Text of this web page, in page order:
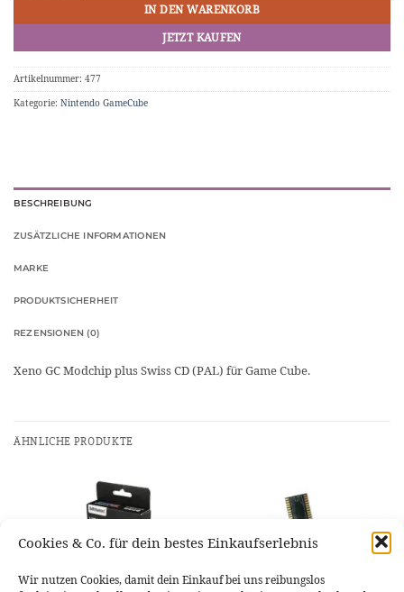
Cookies & Co. für dein bestes Einkaufserlebnis
Wir nutzen Cookies, damit dein Einkauf bei uns reibungslos
IN DEN WARENKORB
JETZT KAUFEN
Artikelnummer: 477
Kategorie: Nintendo GameCube
BESCHREIBUNG
ZUSÄTZLICHE INFORMATIONEN
MARKE
PRODUKTSICHERHEIT
REZENSIONEN (0)
Xeno GC Modchip plus Swiss CD (PAL) für Game Cube.
ÄHNLICHE PRODUKTE